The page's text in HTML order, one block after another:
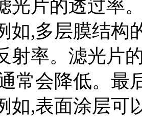
光片的透过率
如,多层膜结构
射率。滤光片
常会降低。最
如,表面涂层可